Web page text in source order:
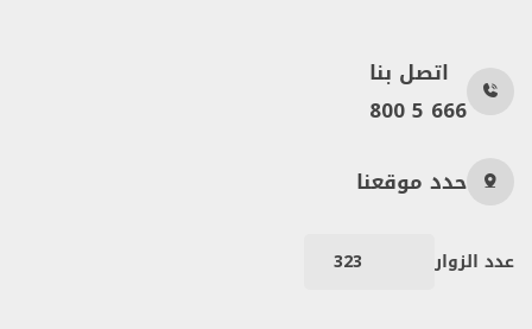
اتصل بنا
800 5 666
حدد موقعنا
عدد الزوار 323